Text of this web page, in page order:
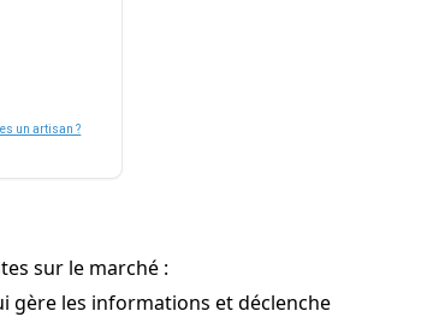
un artisan ?
sur le marché :
gère les informations et déclenche